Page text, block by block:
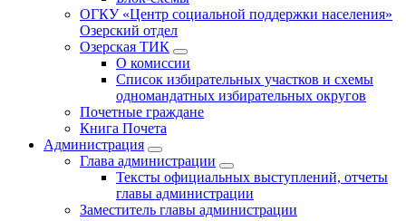
ОГКУ «Центр социальной поддержки населения»
Озерский отдел
Озерская ТИК
О комиссии
Список избирательных участков и схемы
одномандатных избирательных округов
Почетные граждане
Книга Почета
Администрация
Глава администрации
Тексты официальных выступлений, отчеты
главы администрации
Заместитель главы администрации